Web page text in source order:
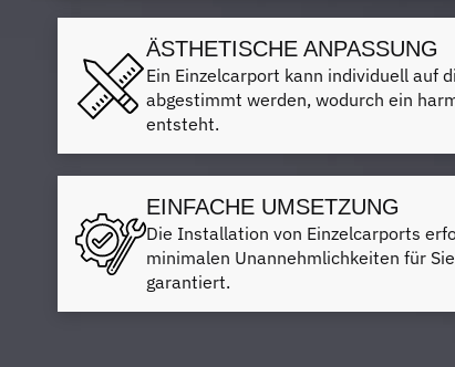
ÄSTHETISCHE ANPASSUNG
Ein Einzelcarport kann individuell auf
abgestimmt werden, wodurch ein
entsteht.
EINFACHE UMSETZUNG
Die Installation von Einzelcarports
minimalen Unannehmlichkeiten für
garantiert.